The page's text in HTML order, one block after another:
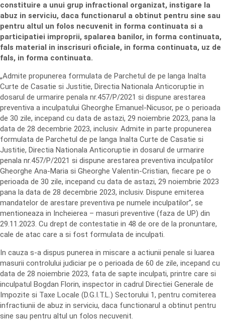
constituire a unui grup infractional organizat, instigare la
abuz in serviciu, daca functionarul a obtinut pentru sine sau
pentru altul un folos necuvenit in forma continuata si a
participatiei improprii, spalarea banilor, in forma continuata,
fals material in inscrisuri oficiale, in forma continuata, uz de
fals, in forma continuata.
„Admite propunerea formulata de Parchetul de pe langa Inalta
Curte de Casatie si Justitie, Directia Nationala Anticoruptie in
dosarul de urmarire penala nr.457/P/2021 si dispune arestarea
preventiva a inculpatului Gheorghe Emanuel-Nicusor, pe o perioada
de 30 zile, incepand cu data de astazi, 29 noiembrie 2023, pana la
data de 28 decembrie 2023, inclusiv. Admite in parte propunerea
formulata de Parchetul de pe langa Inalta Curte de Casatie si
Justitie, Directia Nationala Anticoruptie in dosarul de urmarire
penala nr.457/P/2021 si dispune arestarea preventiva inculpatilor
Gheorghe Ana-Maria si Gheorghe Valentin-Cristian, fiecare pe o
perioada de 30 zile, incepand cu data de astazi, 29 noiembrie 2023
pana la data de 28 decembrie 2023, inclusiv. Dispune emiterea
mandatelor de arestare preventiva pe numele inculpatilor”, se
mentioneaza in Incheierea – masuri preventive (faza de UP) din
29.11.2023. Cu drept de contestatie in 48 de ore de la pronuntare,
cale de atac care a si fost formulata de inculpati.
In cauza s-a dispus punerea in miscare a actiunii penale si luarea
masurii controlului judiciar pe o perioada de 60 de zile, incepand cu
data de 28 noiembrie 2023, fata de sapte inculpati, printre care si
inculpatul Bogdan Florin, inspector in cadrul Directiei Generale de
Impozite si Taxe Locale (D.G.I.T.L.) Sectorului 1, pentru comiterea
infractiunii de abuz in serviciu, daca functionarul a obtinut pentru
sine sau pentru altul un folos necuvenit.